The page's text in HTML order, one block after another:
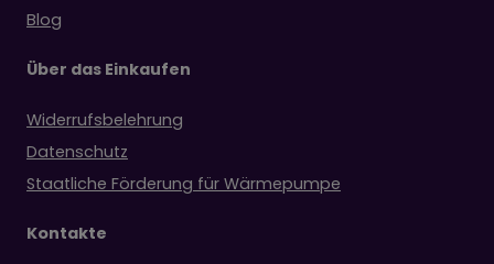
Blog
Über das Einkaufen
Widerrufsbelehrung
Datenschutz
Staatliche Förderung für Wärmepumpe
Kontakte